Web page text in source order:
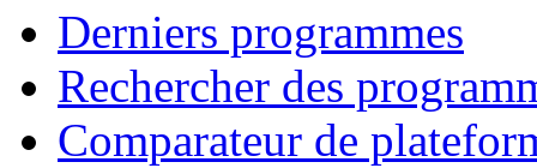
Derniers programmes
Rechercher des
Comparateur de